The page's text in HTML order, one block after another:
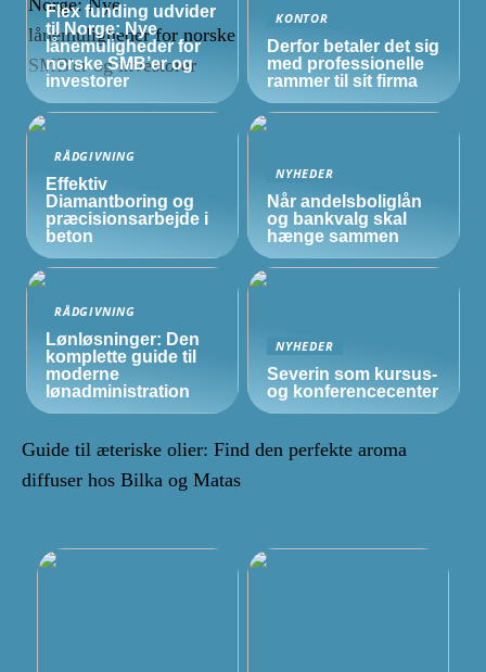
Flex funding udvider
til Norge: Nye
lånemuligheder for
norskeSMB’erog
investorer
KONTOR
Derfor betaler det sig
med professionelle
rammer til sit firma
RÅDGIVNING
Effektiv
Diamantboring og
præcisionsarbejde i
beton
NYHEDER
Når andelsboliglån
og bankvalg skal
hænge sammen
RÅDGIVNING
Lønløsninger: Den
komplette guide til
moderne
lønadministration
NYHEDER
Severin som kursus-
og konferencecenter
Guide til æteriske olier: Find den perfekte aroma
diffuser hos Bilka og Matas